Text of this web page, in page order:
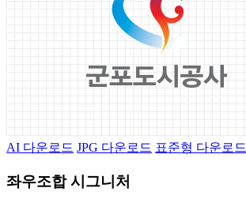
AI 다운로드 JPG 다운로드 표준형 다운로드
좌우조합 시그니처